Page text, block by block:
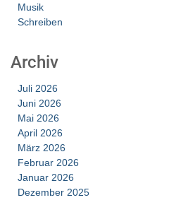
Musik
Schreiben
Archiv
Juli 2026
Juni 2026
Mai 2026
April 2026
März 2026
Februar 2026
Januar 2026
Dezember 2025